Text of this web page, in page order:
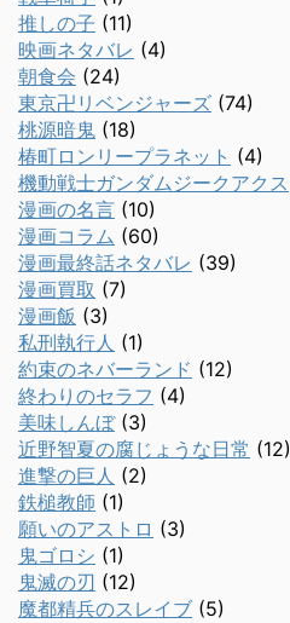
推しの子 (11)
映画ネタバレ (4)
朝食会 (24)
東京卍リベンジャーズ (74)
桃源暗鬼 (18)
椿町ロンリープラネット (4)
機動戦士ガンダムジークアクス
漫画の名言 (10)
漫画コラム (60)
漫画最終話ネタバレ (39)
漫画買取 (7)
漫画飯 (3)
私刑執行人 (1)
約束のネバーランド (12)
終わりのセラフ (4)
美味しんぼ(3)
近野智夏の腐じょうな日常 (12)
進撃の巨人 (2)
鉄槌教師 (1)
願いのアストロ (3)
鬼ゴロシ (1)
鬼滅の刃 (12)
魔都精兵のスレイブ (5)